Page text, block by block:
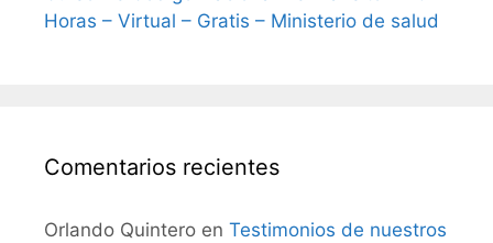
Horas – Virtual – Gratis – Ministerio de salud
Comentarios recientes
Orlando Quintero en Testimonios de nuestros